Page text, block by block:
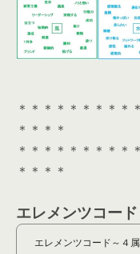
＊＊＊＊＊＊＊＊＊
＊＊＊＊
＊＊＊＊＊＊＊＊＊
＊＊＊＊
エレメンツコー
エレメンツコード～４